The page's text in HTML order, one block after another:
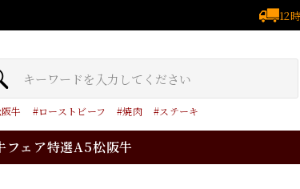
12
牛 ローストビーフ 焼肉 ステーキ
フェア特選A5松阪牛